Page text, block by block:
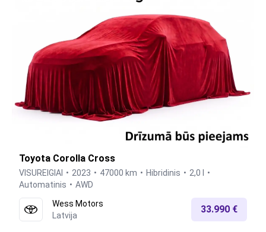
Toyota Corolla Cross
VISUREIGIAI 2023 47000 km Hibridinis
2,0 l
Automatinis
AWD
Wess Motors
Latvija
33.990 €